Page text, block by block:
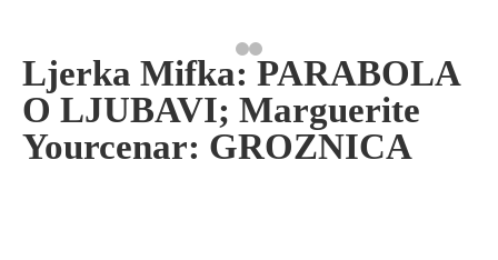
Ljerka Mifka: PARABOLA
O LJUBAVI; Marguerite
Yourcenar: GROZNICA